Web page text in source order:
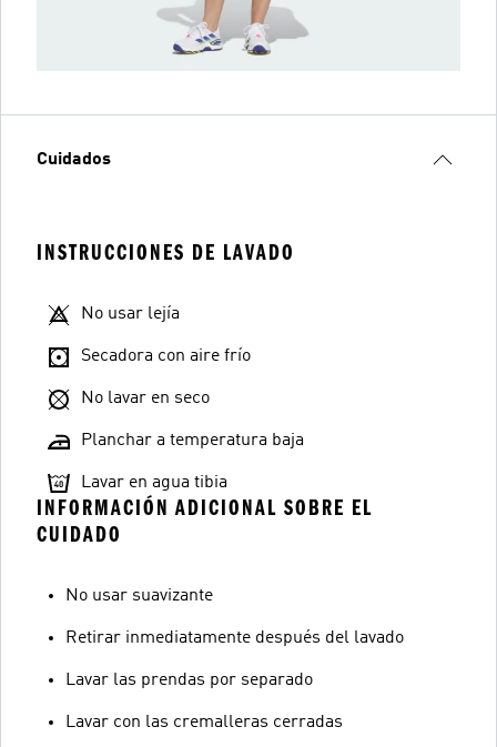
Cuidados
INSTRUCCIONES DE LAVADO
No usar lejía
Secadora con aire frío
No lavar en seco
Planchar a temperatura baja
Lavar en agua tibia
INFORMACIÓN ADICIONAL SOBRE EL
CUIDADO
No usar suavizante
Retirar inmediatamente después del lavado
Lavar las prendas por separado
Lavar con las cremalleras cerradas